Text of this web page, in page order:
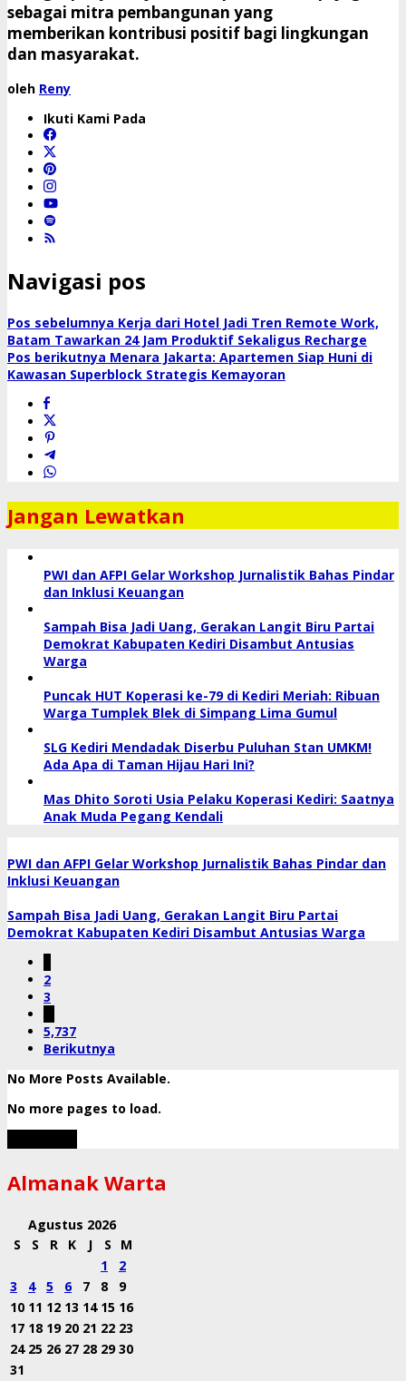
sebagai mitra pembangunan yang
memberikan kontribusi positif bagi lingkungan
dan masyarakat.
oleh Reny
Ikuti Kami Pada
Navigasi pos
Pos sebelumnya Kerja dari Hotel Jadi Tren Remote Work,
Batam Tawarkan 24 Jam Produktif Sekaligus Recharge
Pos berikutnya Menara Jakarta: Apartemen Siap Huni di
Kawasan Superblock Strategis Kemayoran
Jangan Lewatkan
PWI dan AFPI Gelar Workshop Jurnalistik Bahas Pindar
dan Inklusi Keuangan
Sampah Bisa Jadi Uang, Gerakan Langit Biru Partai
Demokrat Kabupaten Kediri Disambut Antusias
Warga
Puncak HUT Koperasi ke-79 di Kediri Meriah: Ribuan
Warga Tumplek Blek di Simpang Lima Gumul
SLG Kediri Mendadak Diserbu Puluhan Stan UMKM!
Ada Apa di Taman Hijau Hari Ini?
Mas Dhito Soroti Usia Pelaku Koperasi Kediri: Saatnya
Anak Muda Pegang Kendali
PWI dan AFPI Gelar Workshop Jurnalistik Bahas Pindar dan
Inklusi Keuangan
Sampah Bisa Jadi Uang, Gerakan Langit Biru Partai
Demokrat Kabupaten Kediri Disambut Antusias Warga
2
3
5,737
Berikutnya
No More Posts Available.
No more pages to load.
Almanak Warta
Agustus 2026
S
S R K J S
M
1
2
3
4 5 6 7 8
9
10 11 12 13 14 15 16
17 18 19 20 21 22 23
24 25 26 27 28 29 30
31